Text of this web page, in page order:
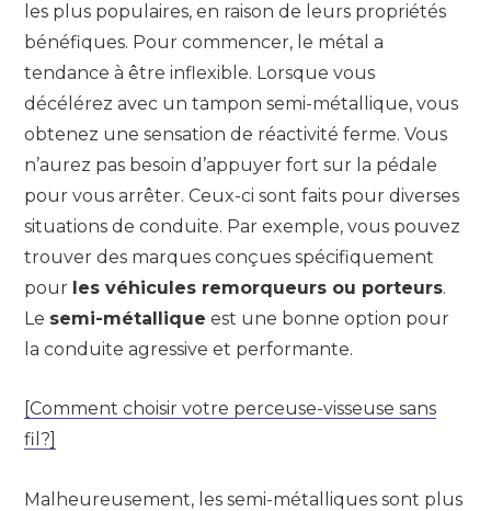
les plus populaires, en raison de leurs propriétés
bénéfiques. Pour commencer, le métal a
tendance à être inflexible. Lorsque vous
décélérez avec un tampon semi-métallique, vous
obtenez une sensation de réactivité ferme. Vous
n’aurez pas besoin d’appuyer fort sur la pédale
pour vous arrêter. Ceux-ci sont faits pour diverses
situations de conduite. Par exemple, vous pouvez
trouver des marques conçues spécifiquement
pour les véhicules remorqueurs ou porteurs.
Le semi-métallique est une bonne option pour
la conduite agressive et performante.
[Comment choisir votre perceuse-visseuse sans
fil?]
Malheureusement, les semi-métalliques sont plus